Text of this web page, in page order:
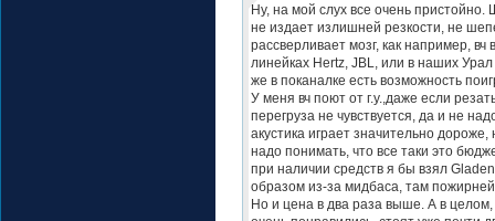
Ну, на мой слух все очень
не издает излишней резкости, не
рассверливает мозг, как например, вч
линейках Hertz, JBL, или в наших
же в поканалке есть возможность
У меня вч поют от г.у.,даже если
перегруза не чувствуется, да и не
акустика играет значительно дороже,
надо понимать, что все таки это
при наличии средств я бы взял
образом из-за мидбаса, там
Но и цена в два раза выше. А в